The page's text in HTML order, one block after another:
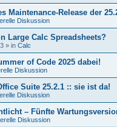
Maintenance-Release der
Diskussion
Large Calc Spreadsheets?
» in Calc
of Code 2025 dabei!
Diskussion
Suite 25.2.1 :: sie ist da!
Diskussion
– Fünfte
Diskussion